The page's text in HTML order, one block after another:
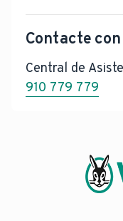
Contacte
Central de
910 779 779